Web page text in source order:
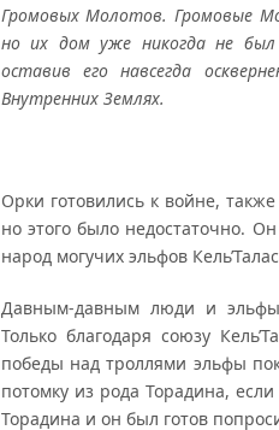
Громовых Молотов.Громовые
но их дом уже никогда не
оставив его навсегда
Внутренних Землях.
Орки готовились к войне,
но этого было недостаточно.
народ могучих эльфов
Давным-давным люди и
Только благодаря союзу
победы над троллями эльфы
потомку из рода Торадина,
Торадина и он был готов